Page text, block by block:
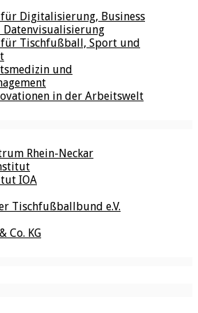
Digitalisierung, Business
Tischfußball, Sport und
und
in der Arbeitswelt
Rhein-Neckar
IOA
Tischfußballbund e.V.
Co. KG